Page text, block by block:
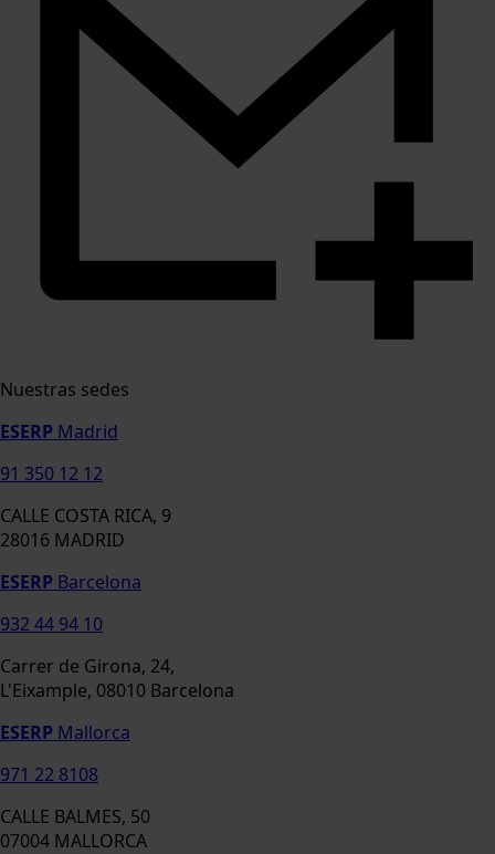
Nuestras sedes
ESERP Madrid
91 350 12 12
CALLE COSTA RICA, 9
28016 MADRID
ESERP Barcelona
932 44 94 10
Carrer de Girona, 24,
L'Eixample, 08010 Barcelona
ESERP Mallorca
971 22 8108
CALLE BALMES, 50
07004 MALLORCA